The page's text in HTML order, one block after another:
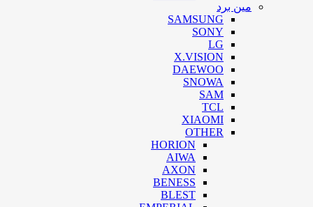
مین برد
SAMSUNG
SONY
LG
X.VISION
DAEWOO
SNOWA
SAM
TCL
XIAOMI
OTHER
HORION
AIWA
AXON
BENESS
BLEST